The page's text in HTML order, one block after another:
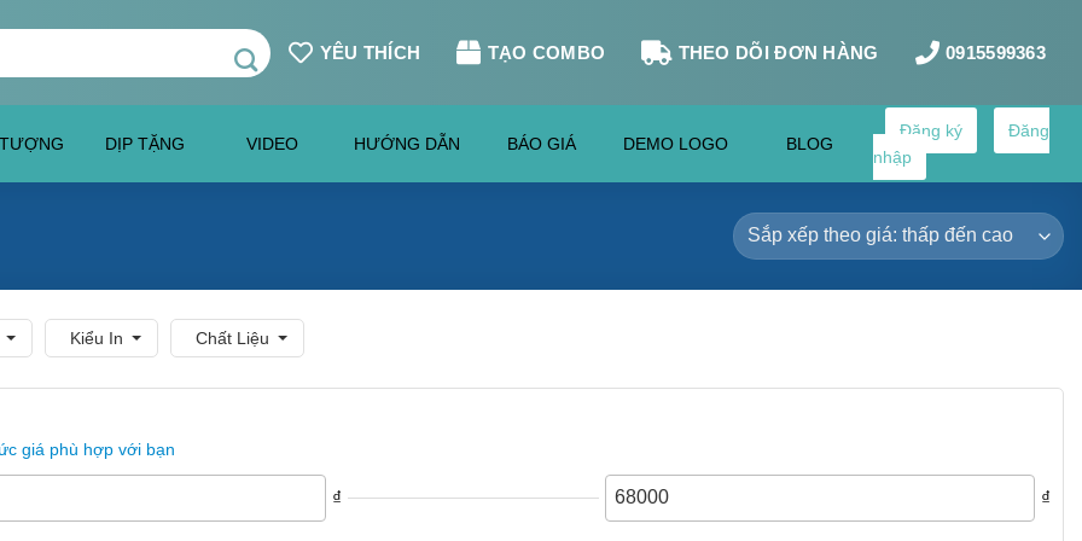
YÊU THÍCH TẠO COMBO THEO DÕI ĐƠN HÀNG 0915599363
DỊP TẶNG VIDEO HƯỚNG DẪN BÁO GIÁ DEMO LOGO BLOG
Đăng ký
Đăng
nhập
Kiểu In Chất Liệu
giá phù hợp với bạn
₫ ₫